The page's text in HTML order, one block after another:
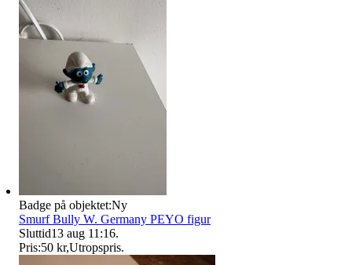
Badge på objektet:Ny
Smurf Bully W. Germany PEYO figur
Sluttid13 aug 11:16.
Pris:50 kr,Utropspris.